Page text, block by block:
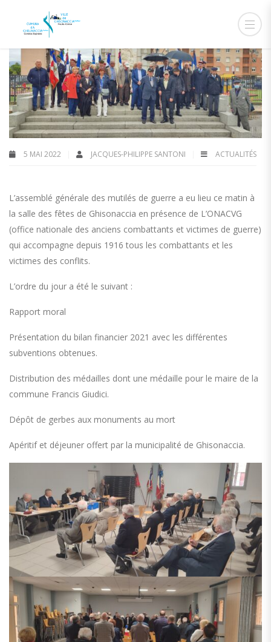
5 MAI 2022 JACQUES-PHILIPPE SANTONI ACTUALITÉS
L’assemblé générale des mutilés de guerre a eu lieu ce matin à
la salle des fêtes de Ghisonaccia en présence de L’ONACVG
(office nationale des anciens combattants et victimes de guerre)
qui accompagne depuis 1916 tous les combattants et les
victimes des conflits.
L’ordre du jour a été le suivant :
Rapport moral
Présentation du bilan financier 2021 avec les différentes
subventions obtenues.
Distribution des médailles dont une médaille pour le maire de la
commune Francis Giudici.
Dépôt de gerbes aux monuments au mort
Apéritif et déjeuner offert par la municipalité de Ghisonaccia.